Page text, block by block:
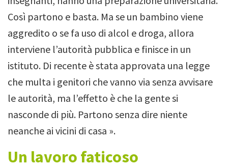
Così partono e basta. Ma se un bambino viene
aggredito o se fa uso di alcol e droga, allora
interviene l’autorità pubblica e finisce in un
istituto. Di recente è stata approvata una legge
che multa i genitori che vanno via senza avvisare
le autorità, ma l’effetto è che la gente si
nasconde di più. Partono senza dire niente
neanche ai vicini di casa ».
Un lavoro faticoso